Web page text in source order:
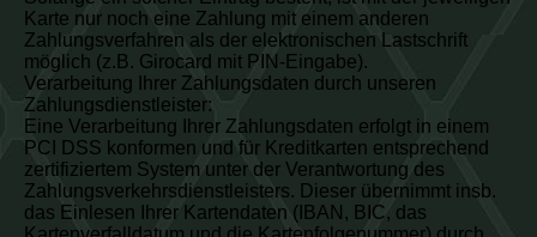
Karte nur noch eine Zahlung mit einem anderen
Zahlungsverfahren als der elektronischen Lastschrift
möglich (z.B. Girocard mit PIN-Eingabe).
Verarbeitung Ihrer Zahlungsdaten durch unseren
Zahlungsdienstleister:
Eine Verarbeitung Ihrer Zahlungsdaten erfolgt in einem
PCI DSS konformen und für Kreditkarten entsprechend
zertifiziertem System unter der Verantwortung des
Zahlungsverkehrsdienstleisters. Dieser übernimmt insb.
das Einlesen Ihrer Kartendaten (IBAN, BIC, das